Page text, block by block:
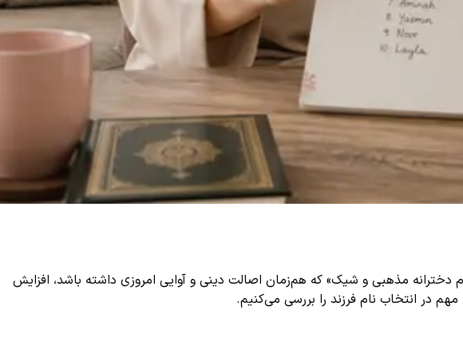
دخترانه مذهبی و شیک» که هم‌زمان اصالت دینی و آوایی امروزی داشته باشد، افزایش
در انتخاب نام فرزند را بررسی می‌کنیم.